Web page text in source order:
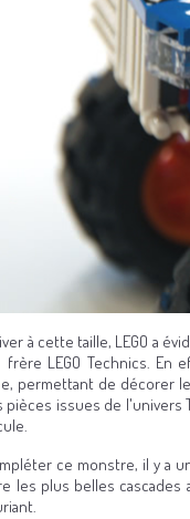
à cette taille, LEGO a
frère LEGO Technics.
permettant de décorer
pièces issues de
ce monstre, il y a
les plus belles cascades